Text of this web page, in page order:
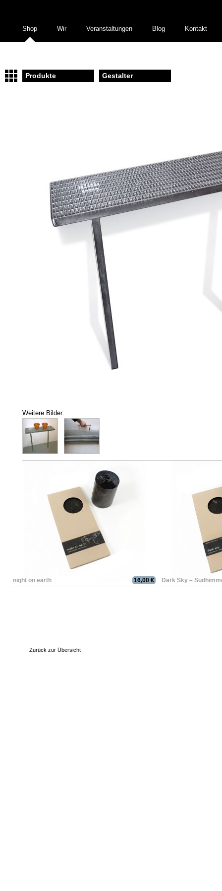
Shop Wir Veranstaltungen Blog Kontakt
Produkte Gestalter
Weitere Bilder:
night on earth 16,00 € Dark Sky –
Zurück zur Übersicht